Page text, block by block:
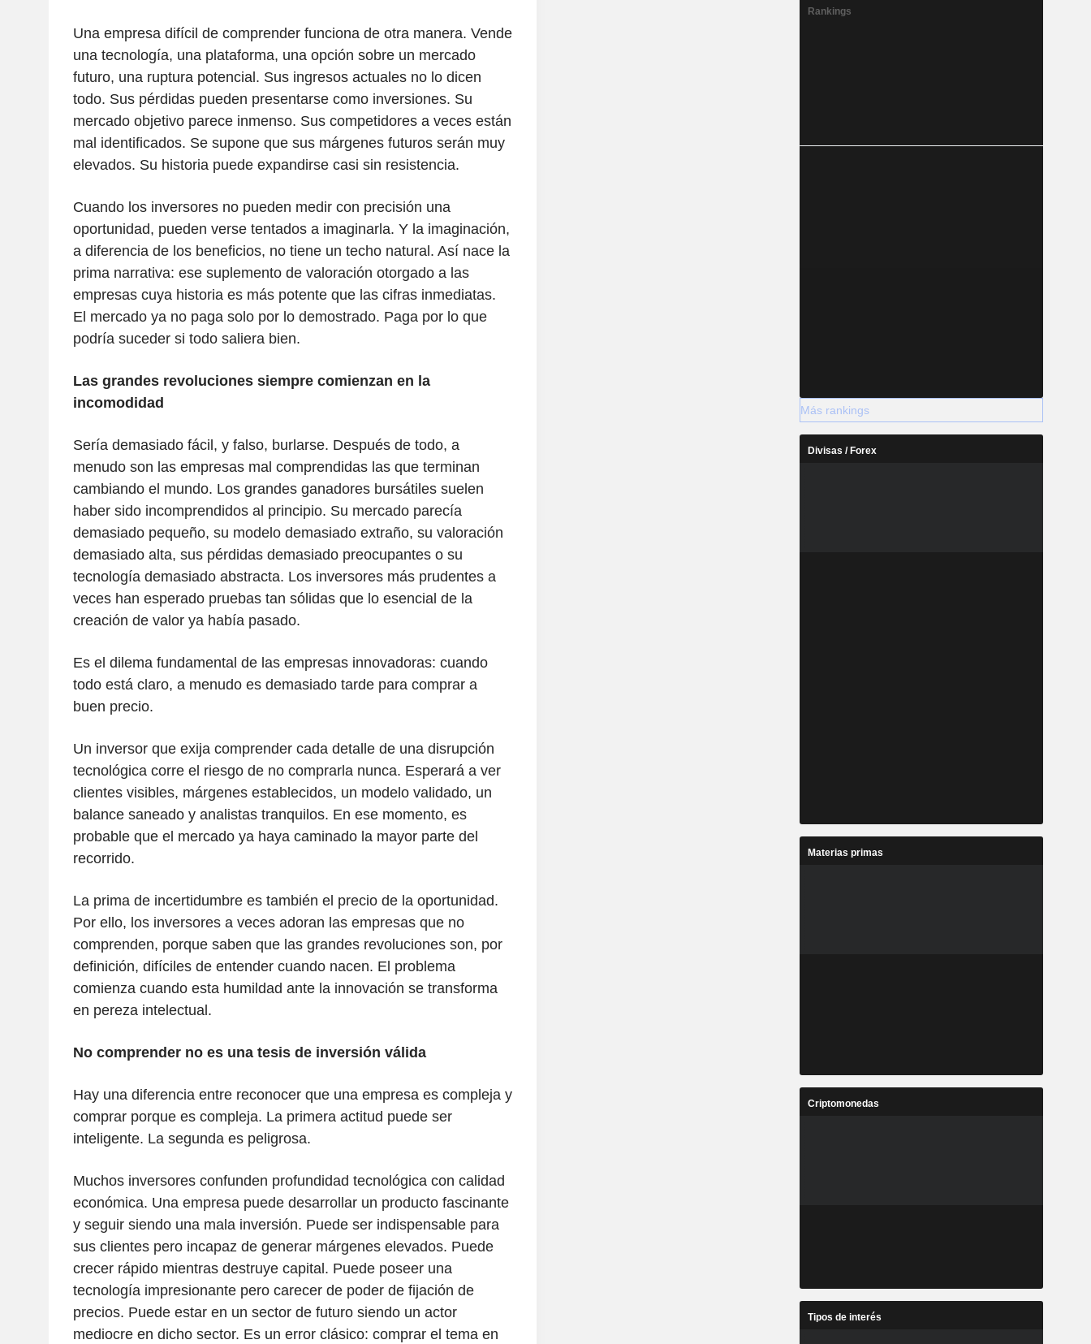
Una empresa difícil de comprender funciona de otra manera. Vende
una tecnología, una plataforma, una opción sobre un mercado
futuro, una ruptura potencial. Sus ingresos actuales no lo dicen
todo. Sus pérdidas pueden presentarse como inversiones. Su
mercado objetivo parece inmenso. Sus competidores a veces están
mal identificados. Se supone que sus márgenes futuros serán muy
elevados. Su historia puede expandirse casi sin resistencia.
Cuando los inversores no pueden medir con precisión una
oportunidad, pueden verse tentados a imaginarla. Y la imaginación,
a diferencia de los beneficios, no tiene un techo natural. Así nace la
prima narrativa: ese suplemento de valoración otorgado a las
empresas cuya historia es más potente que las cifras inmediatas.
El mercado ya no paga solo por lo demostrado. Paga por lo que
podría suceder si todo saliera bien.
Las grandes revoluciones siempre comienzan en la
incomodidad
Sería demasiado fácil, y falso, burlarse. Después de todo, a
menudo son las empresas mal comprendidas las que terminan
cambiando el mundo. Los grandes ganadores bursátiles suelen
haber sido incomprendidos al principio. Su mercado parecía
demasiado pequeño, su modelo demasiado extraño, su valoración
demasiado alta, sus pérdidas demasiado preocupantes o su
tecnología demasiado abstracta. Los inversores más prudentes a
veces han esperado pruebas tan sólidas que lo esencial de la
creación de valor ya había pasado.
Es el dilema fundamental de las empresas innovadoras: cuando
todo está claro, a menudo es demasiado tarde para comprar a
buen precio.
Un inversor que exija comprender cada detalle de una disrupción
tecnológica corre el riesgo de no comprarla nunca. Esperará a ver
clientes visibles, márgenes establecidos, un modelo validado, un
balance saneado y analistas tranquilos. En ese momento, es
probable que el mercado ya haya caminado la mayor parte del
recorrido.
La prima de incertidumbre es también el precio de la oportunidad.
Por ello, los inversores a veces adoran las empresas que no
comprenden, porque saben que las grandes revoluciones son, por
definición, difíciles de entender cuando nacen. El problema
comienza cuando esta humildad ante la innovación se transforma
en pereza intelectual.
No comprender no es una tesis de inversión válida
Hay una diferencia entre reconocer que una empresa es compleja y
comprar porque es compleja. La primera actitud puede ser
inteligente. La segunda es peligrosa.
Muchos inversores confunden profundidad tecnológica con calidad
económica. Una empresa puede desarrollar un producto fascinante
y seguir siendo una mala inversión. Puede ser indispensable para
sus clientes pero incapaz de generar márgenes elevados. Puede
crecer rápido mientras destruye capital. Puede poseer una
tecnología impresionante pero carecer de poder de fijación de
precios. Puede estar en un sector de futuro siendo un actor
mediocre en dicho sector. Es un error clásico: comprar el tema en
Rankings
Más rankings
Divisas / Forex
Materias primas
Criptomonedas
Tipos de interés